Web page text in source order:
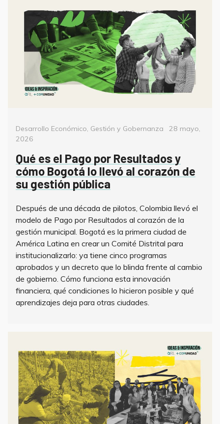
Categorías
Desarrollo Económico, Gestión y Gobernanza
Posted
28 mayo,
2026
Qué es el Pago por Resultados y
cómo Bogotá lo llevó al corazón de
su gestión pública
Después de una década de pilotos, Colombia llevó el
modelo de Pago por Resultados al corazón de la
gestión municipal. Bogotá es la primera ciudad de
América Latina en crear un Comité Distrital para
institucionalizarlo: ya tiene cinco programas
aprobados y un decreto que lo blinda frente al cambio
de gobierno. Cómo funciona esta innovación
financiera, qué condiciones lo hicieron posible y qué
aprendizajes deja para otras ciudades.